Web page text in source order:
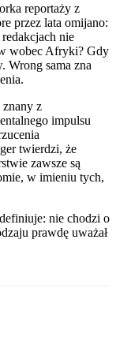
reportaży z
przez lata omijano:
nie
wobec Afryki? Gdy
Wrong sama zna
z
impulsu
twierdzi, że
zawsze są
w imieniu tych,
nie chodzi o
prawdę uważał